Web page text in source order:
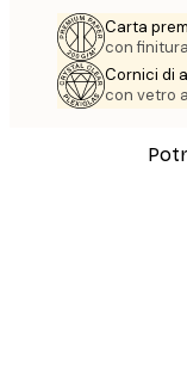
Carta
con
Cornici di
con vetro